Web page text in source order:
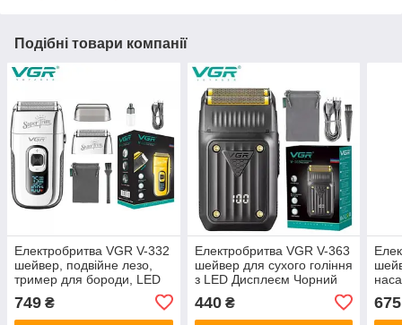
Подібні товари компанії
Електробритва VGR V-332
шейвер, подвійне лезо,
тример для бороди, LED
749 ₴
Електробритва VGR V-363
шейвер для сухого гоління
з LED Дисплеєм Чорний
440₴ 675